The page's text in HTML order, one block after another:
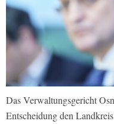
Das Verwaltungsgericht
Entscheidung den